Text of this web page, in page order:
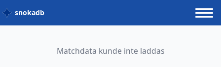
snokadb
Matchdata kunde inte laddas